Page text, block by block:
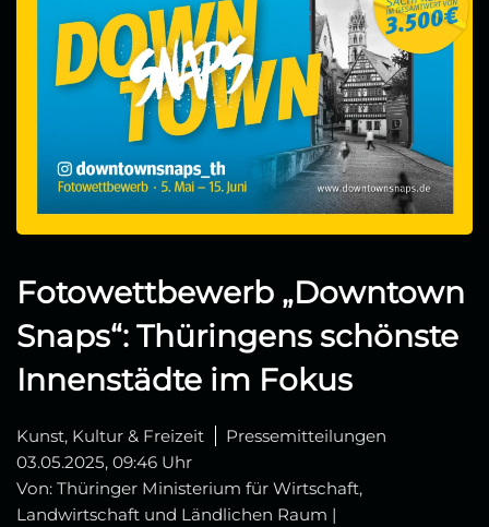
Fotowettbewerb „Downtown
Snaps“: Thüringens schönste
Innenstädte im Fokus
Kunst, Kultur & Freizeit
Pressemitteilungen
03.05.2025, 09:46 Uhr
Von: Thüringer Ministerium für Wirtschaft,
Landwirtschaft und Ländlichen Raum |